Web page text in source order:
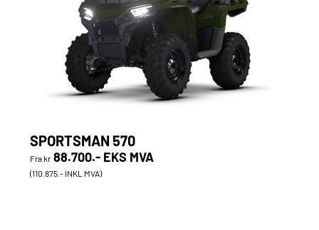
SPORTSMAN 570
Fra kr 88.700.- EKS MVA
(110.875.- INKL MVA)